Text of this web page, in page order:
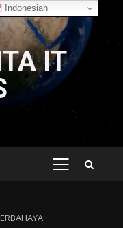
IT
PRIMARY
Indonesian